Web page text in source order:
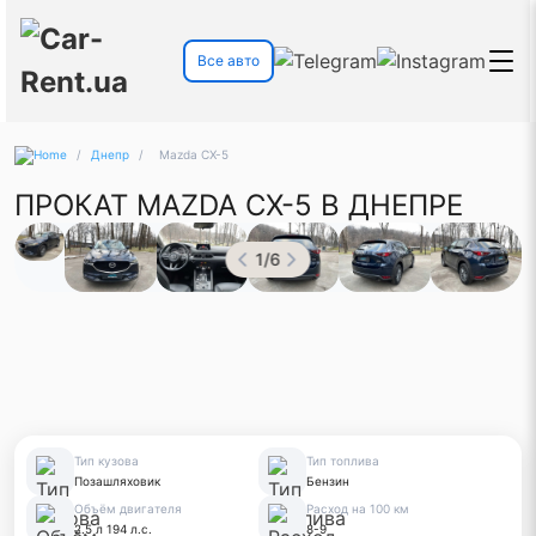
Все авто
/ Днепр / Mazda CX-5
ПРОКАТ MAZDA CX-5 В ДНЕПРЕ
1/6
Тип кузова
Позашляховик
Тип топлива
Бензин
Объём двигателя
2.5 л 194 л.с.
Расход на 100 км
8-9